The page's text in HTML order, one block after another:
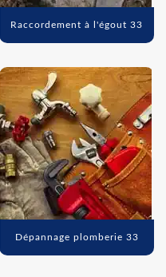
Raccordement à l'égout 33
Dépannage plomberie 33